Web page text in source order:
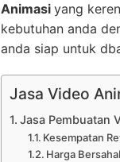
Animasi yang
kebutuhan anda
anda siap untuk
Jasa Video
Jasa Pembuatan
Kesempatan
Harga